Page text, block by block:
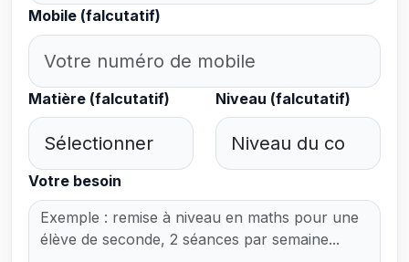
Mobile (falcutatif)
Matière (falcutatif) Niveau (falcutatif)
Votre besoin